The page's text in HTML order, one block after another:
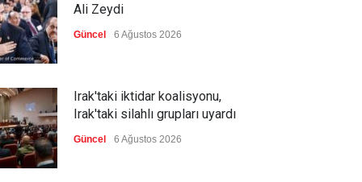
Ali Zeydi
Güncel 6 Ağustos 2026
Irak'taki iktidar koalisyonu,
Irak'taki silahlı grupları uyardı
Güncel 6 Ağustos 2026